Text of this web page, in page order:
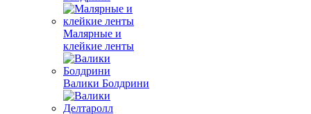
Малярные и
клейкие ленты
Валики Болдрини